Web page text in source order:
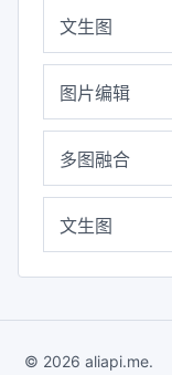
文生图
图片编辑
多图融合
文生图
© 2026 aliapi.me.